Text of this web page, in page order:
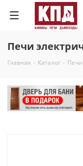
Печи
Главная - Каталог - Печи